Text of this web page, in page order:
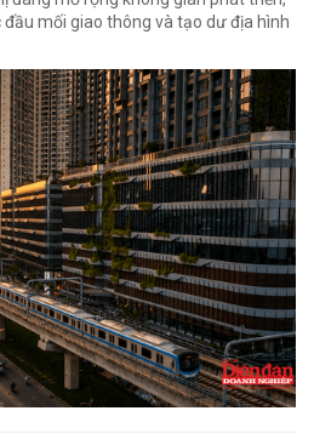
mối giao thông và tạo dư địa hình